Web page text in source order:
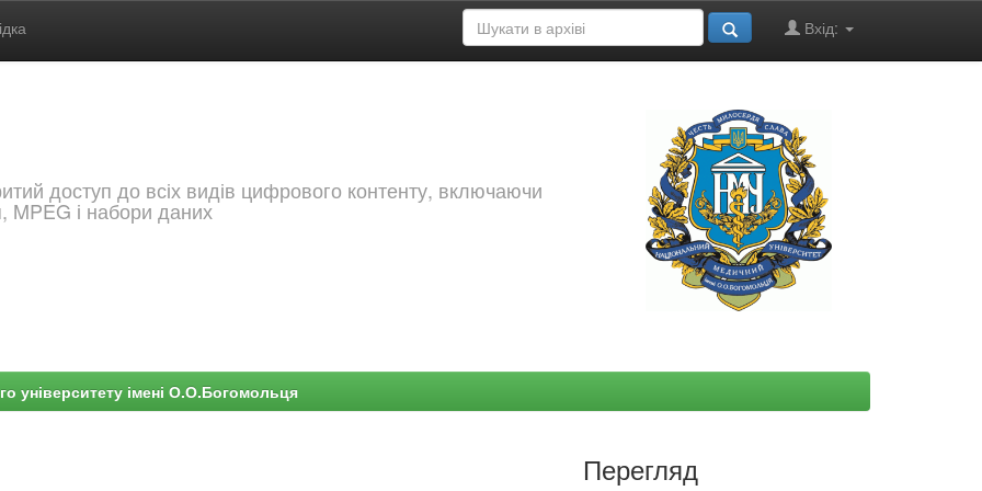
Вхід:
доступ до всіх видів цифрового контенту, включаючи
MPEG і набори даних
університету імені О.О.Богомольця
Перегляд